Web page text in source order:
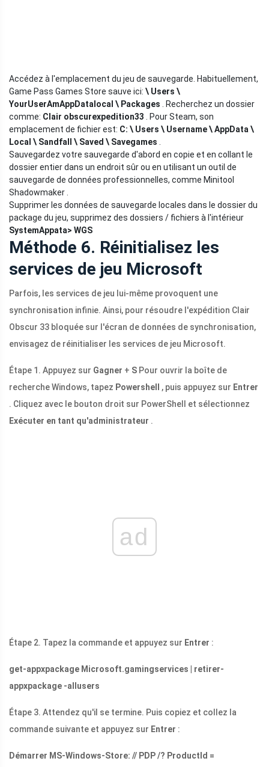
Accédez à l'emplacement du jeu de sauvegarde. Habituellement,
Game Pass Games Store sauve ici: \ Users \
YourUserAmAppDatalocal \ Packages . Recherchez un dossier
comme: Clair obscurexpedition33 . Pour Steam, son
emplacement de fichier est: C: \ Users \ Username \ AppData \
Local \ Sandfall \ Saved \ Savegames
Sauvegardez votre sauvegarde d'abord en copie et en collant le
dossier entier dans un endroit sûr ou en utilisant un outil de
sauvegarde de données professionnelles, comme Minitool
Shadowmaker .
Supprimer les données de sauvegarde locales dans le dossier du
package du jeu, supprimez des dossiers / fichiers à l'intérieur
SystemAppata> WGS
Méthode 6. Réinitialisez les
services de jeu Microsoft
Parfois, les services de jeu lui-même provoquent une
synchronisation infinie. Ainsi, pour résoudre l'expédition Clair
Obscur 33 bloquée sur l'écran de données de synchronisation,
envisagez de réinitialiser les services de jeu Microsoft.
Étape 1. Appuyez sur Gagner + S Pour ouvrir la boîte de
recherche Windows, tapez Powershell , puis appuyez sur Entrer
. Cliquez avec le bouton droit sur PowerShell et sélectionnez
Exécuter en tant qu'administrateur .
ad
Étape 2. Tapez la commande et appuyez sur Entrer :
get-appxpackage Microsoft.gamingservices | retirer-
appxpackage -allusers
Étape 3. Attendez qu'il se termine. Puis copiez et collez la
commande suivante et appuyez sur Entrer :
Démarrer MS-Windows-Store: // PDP /? ProductId =